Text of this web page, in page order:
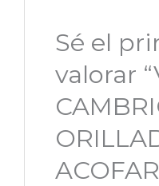
Sé el
valorar